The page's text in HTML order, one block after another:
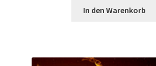
In den Warenkorb